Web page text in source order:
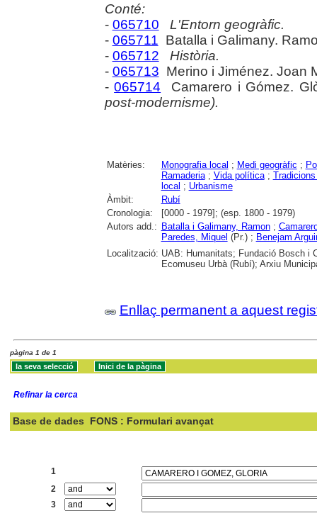
Conté:
- 065710
L'Entorn geogràfic.
- 065711 Batalla i Galimany.
- 065712
Història.
- 065713 Merino i Jiménez. Joan
-065714 Camarero i Gómez.
post-modernisme).
Matèries: Monografia local ; Medi geogràfic ;
Ramaderia; Vida política;
local ; Urbanisme
Àmbit:
Rubí
Cronologia:
[0000 - 1979]; (esp. 1800 - 1979)
Autors add.: Batalla i Galimany, Ramon;
Paredes, Miquel (Pr.) ; Benejam
Localització: UAB: Humanitats; Fundació Bosch i
Ecomuseu Urbà (Rubí); Arxiu
Enllaç permanent a aquest
pàgina 1 de 1
Refinar la cerca
Base de dades FONS : Formulari avançat
1
2
3